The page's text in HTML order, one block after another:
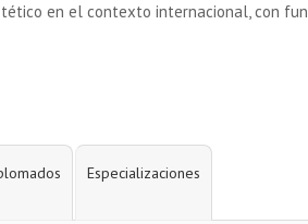
en el contexto internacional, con
Especializaciones